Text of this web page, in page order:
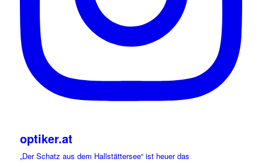
optiker.at
„Der Schatz aus dem Hallstättersee“ ist heuer das